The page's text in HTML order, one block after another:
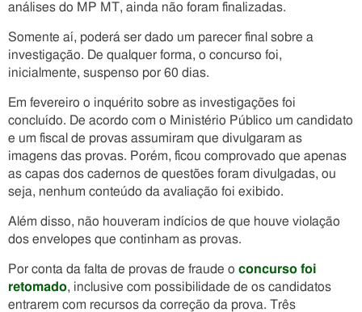
análises do MP MT, ainda não foram finalizadas.
Somente aí, poderá ser dado um parecer final sobre a
investigação. De qualquer forma, o concurso foi,
inicialmente, suspenso por 60 dias.
Em fevereiro o inquérito sobre as investigações foi
concluído. De acordo com o Ministério Público um candidato
e um fiscal de provas assumiram que divulgaram as
imagens das provas. Porém, ficou comprovado que apenas
as capas dos cadernos de questões foram divulgadas, ou
seja, nenhum conteúdo da avaliação foi exibido.
Além disso, não houveram indícios de que houve violação
dos envelopes que continham as provas.
Por conta da falta de provas de fraude o concurso foi
retomado, inclusive com possibilidade de os candidatos
entrarem com recursos da correção da prova. Três